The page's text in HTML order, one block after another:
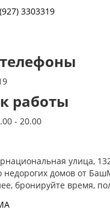
3303319
работы
- 20.00
улица,
недорогих домов от
бронируйте время,